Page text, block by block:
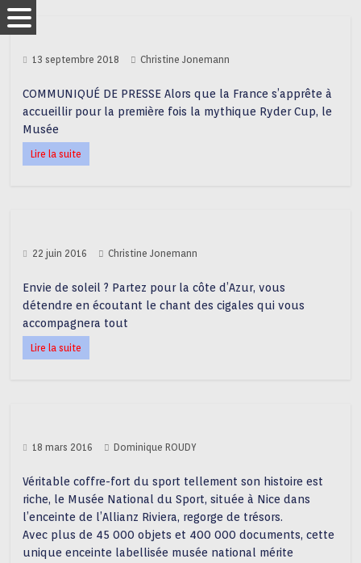
13 septembre 2018 Christine Jonemann
COMMUNIQUÉ DE PRESSE Alors que la France s’apprête à
accueillir pour la première fois la mythique Ryder Cup, le
Musée
Lire la suite
22 juin 2016 Christine Jonemann
Envie de soleil ? Partez pour la côte d’Azur, vous
détendre en écoutant le chant des cigales qui vous
accompagnera tout
Lire la suite
18 mars 2016 Dominique ROUDY
Véritable coffre-fort du sport tellement son histoire est
riche, le Musée National du Sport, située à Nice dans
l’enceinte de l’Allianz Riviera, regorge de trésors.
Avec plus de 45 000 objets et 400 000 documents, cette
unique enceinte labellisée musée national mérite